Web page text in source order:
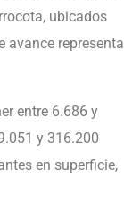
ubicados
avance representa
entre 6.686 y
y 316.200
en superficie,